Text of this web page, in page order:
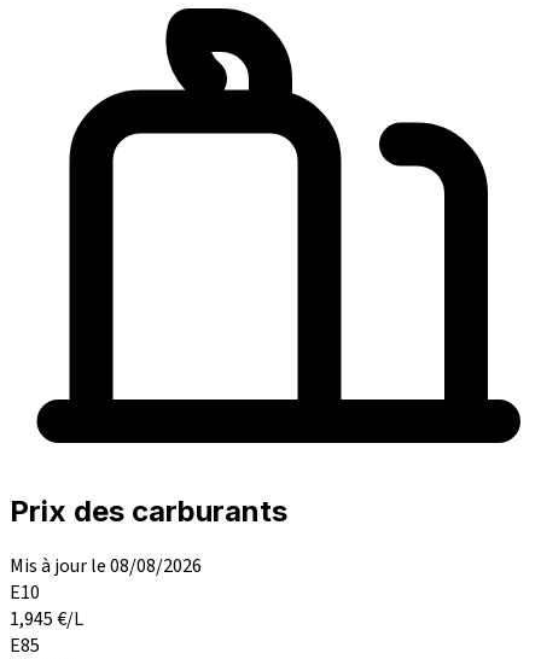
Prix des carburants
Mis à jour le 08/08/2026
E10
1,945€/L
E85